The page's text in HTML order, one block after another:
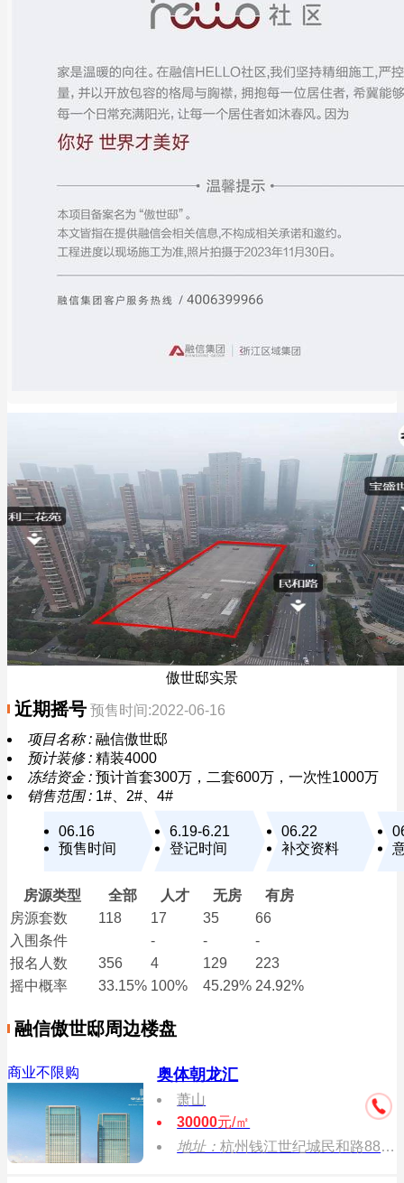
傲世邸实景
近期摇号 预售时间:2022-06-16
项目名称 : 融信傲世邸
预计装修 : 精装4000
冻结资金 : 预计首套300万，二套600万，一次性1000万
销售范围 : 1#、2#、4#
06.16
预售时间
6.19-6.21
登记时间
06.22
补交资料
房源类型 全部 人才 无房
有房
房源套数
118 17 35
66
入围条件
- -
-
报名 人数 356 4 129
223
摇中概率
33.15% 100% 45.29% 24.92%
融信傲世邸周边楼盘
商业不限购 奥体朝龙汇
萧山
30000元/㎡
地址：杭州钱江世纪城民和路886号